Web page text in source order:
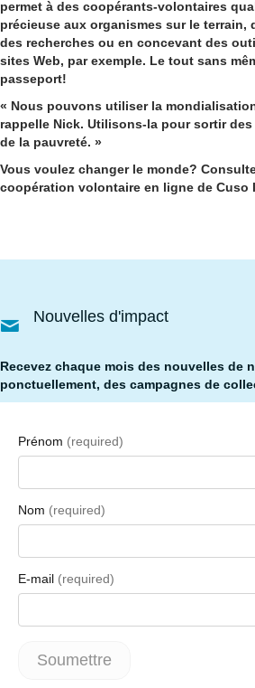
permet à des coopérants-volontaires
précieuse aux organismes sur le terrain,
des recherches ou en concevant des
sites Web, par exemple. Le tout sans
passeport!
« Nous pouvons utiliser la
rappelle Nick. Utilisons-la pour sortir
de la pauvreté. »
Vous voulez changer le monde?
coopération volontaire en ligne de Cuso
Nouvelles d'impact
Recevez chaque mois des nouvelles de
ponctuellement, des campagnes de